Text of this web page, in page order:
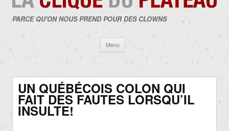
PARCE QU'ON NOUS PREND POUR DES CLOWNS
Menu
contenu
UN QUÉBÉCOIS COLON QUI
FAIT DES FAUTES LORSQU’IL
INSULTE!